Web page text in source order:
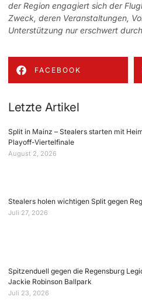
der Region engagiert sich der
Zweck, deren Veranstaltungen,
Unterstützung nur erschwert
FACEBOOK
Letzte Artikel
Split in Mainz – Stealers starten mit
Playoff-Viertelfinale
August 2, 2026
Stealers holen wichtigen Split gegen
Juli 27, 2026
Spitzenduell gegen die Regensburg
Jackie Robinson Ballpark
Juli 23, 2026